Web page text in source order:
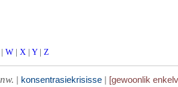
| W | X | Y | Z
| konsentrasiekrisisse | [gewoonlik